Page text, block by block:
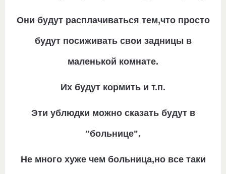
Они будут расплачиваться тем,что просто
будут посиживать свои задницы в
маленькой комнате.
Их будут кормить и т.п.
Эти ублюдки можно сказать будут в
"больнице".
Не много хуже чем больница,но все таки